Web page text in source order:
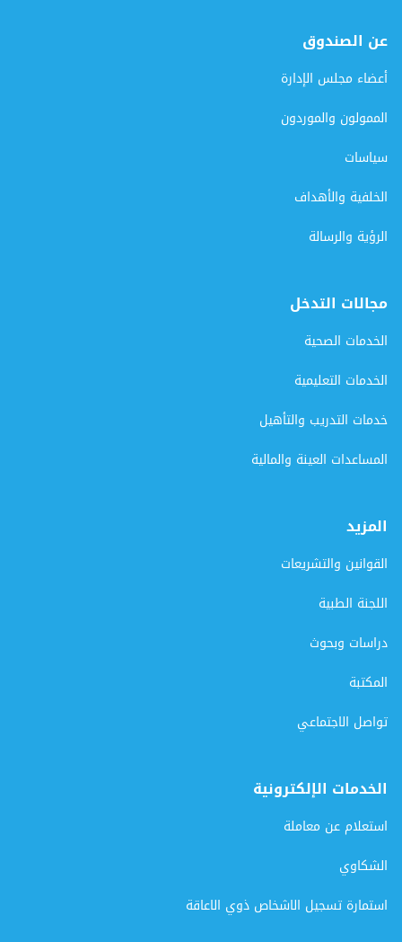
عن الصندوق
أعضاء مجلس الإدارة
الممولون والموردون
سياسات
الخلفية والأهداف
الرؤية والرسالة
مجالات التدخل
الخدمات الصحية
الخدمات التعليمية
خدمات التدريب والتأهيل
المساعدات العينة والمالية
المزيد
القوانين والتشريعات
اللجنة الطبية
دراسات وبحوث
المكتبة
تواصل الاجتماعي
الخدمات الإلكترونية
استعلام عن معاملة
الشكاوي
استمارة تسجيل الاشخاص ذوي الاعاقة